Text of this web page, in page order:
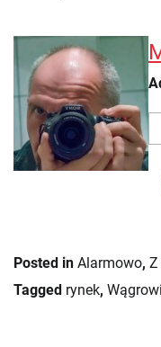
Posted in Alarmowo, Z
Tagged rynek,